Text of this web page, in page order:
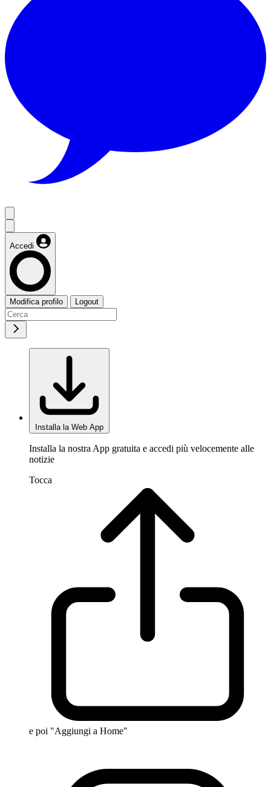
Accedi
Modifica profilo Logout
Installa la Web App
Installa la nostra App gratuita e accedi più velocemente alle
notizie
Tocca
e poi "Aggiungi a Home"